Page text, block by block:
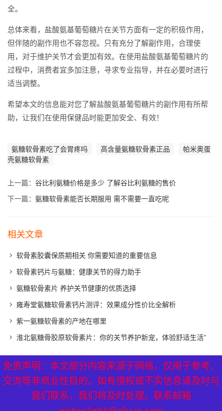
全。
总体来看，盐酸氨基葡萄糖片在关节方面有一定的积极作用，
但伴随的副作用也不容忽视。只有充分了解副作用，合理使
用，对于维护关节才会更加有效。在使用盐酸氨基葡萄糖片的
过程中，消费者宜多加注意，寻求专业指导，并在必要时进行
适当调整。
希望本文的信息能对您了解盐酸氨基葡萄糖片的副作用有所帮
助，让我们在使用保健品时能更加安全、有效！
氨糖软骨素吃了会胃疼吗 高含量氨糖软骨素正品
帕米奥蛋
壳氨糖软骨素
上一篇： 谷比利氨糖价格是多少 了解谷比利氨糖的售价
下一篇： 氨糖软骨素能否长期服用 需不需要一直吃呢
相关文章
软骨素胶囊保质期相关 你需要知道的重要信息
软骨素钙片与氨糖：健康关节的得力助手
氨糖软骨素片 养护关节健康的优质选择
雍寿堂氨糖软骨素钙片测评：效果成分性价比全解析
紫一氨糖软骨素的产地在哪里
淮北氨糖骨胶原软骨素片：你的关节养护新宠，体验舒适生活”
免责声明：本文部分内容来源于网络，仅用于参考、
交流等非商业性目的。如有侵权或不实信息请及时与
我们联系，我们将及时处理。联系邮箱
XML地图| 网站地图 热点关注
免责声明：本文部分内容来源于网络，仅用于参考、
交流等非商业性目的。如有侵权或不实信息请及时与
我们联系，我们将及时处理。联系邮箱